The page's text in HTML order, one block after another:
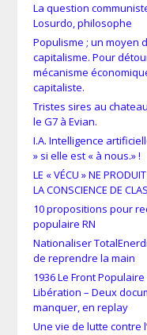
La question
Losurdo, philosophe
Populisme ; un moyen
capitalisme. Pour
mécanisme
capitaliste.
Tristes sires au
le G7 à Evian.
I.A. Intelligence
» si elle est « à nous.» !
LE « VÉCU » NE
LA CONSCIENCE DE
10 propositions pour
populaire RN
Nationaliser
de reprendre la main
1936 Le Front Populaire
Libération – Deux
manquer, en replay
Une vie de lutte contre